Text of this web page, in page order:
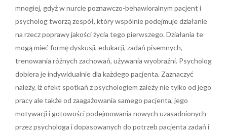
mnogiej, gdyż w nurcie poznawczo-behawioralnym pacjent i
psycholog tworzą zespół, który wspólnie podejmuje działanie
na rzecz poprawy jakości życia tego pierwszego. Działania te
mogą mieć formę dyskusji, edukacji, zadań pisemnych,
trenowania różnych zachowań, używania wyobraźni. Psycholog
dobiera je indywidualnie dla każdego pacjenta. Zaznaczyć
należy, iż efekt spotkań z psychologiem zależy nie tylko od jego
pracy ale także od zaagażowania samego pacjenta, jego
motywacji i gotowości podejmowania nowych uzasadnionych
przez psychologa i dopasowanych do potrzeb pacjenta zadań i